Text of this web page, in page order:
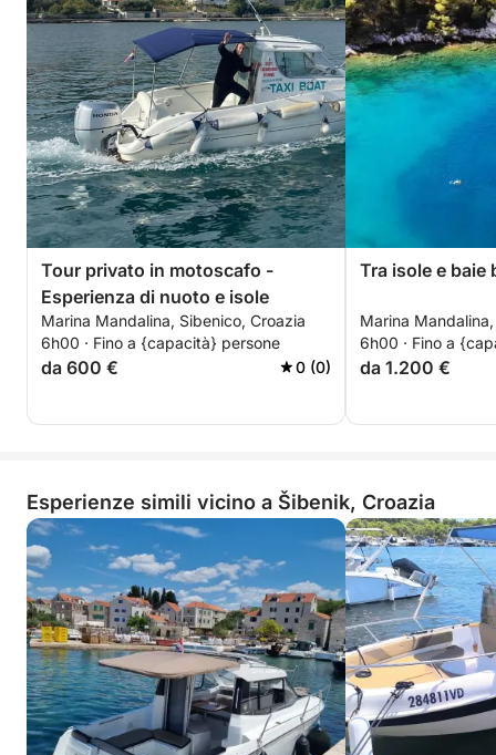
Tour privato in motoscafo -
Esperienza di nuoto e isole
Marina Mandalina, Sibenico, Croazia
6h00 · Fino a {capacità} persone
da 600 € 0 (0)
Tra isole e baie
Marina
6h00 · Fino a
da 1.200 €
Esperienze simili vicino a Šibenik, Croazia